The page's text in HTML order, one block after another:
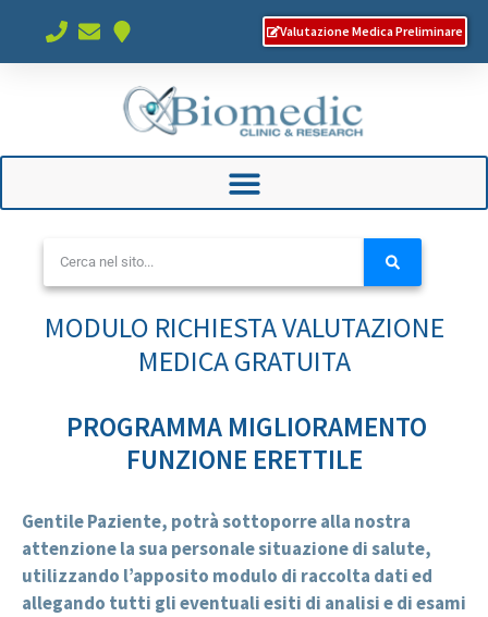
Valutazione Medica Preliminare
MODULO RICHIESTA VALUTAZIONE
MEDICA GRATUITA
PROGRAMMA MIGLIORAMENTO
FUNZIONE ERETTILE
Gentile Paziente, potrà sottoporre alla nostra
attenzione la sua personale situazione di salute,
utilizzando l’apposito modulo di raccolta dati ed
allegando tutti gli eventuali esiti di analisi e di esami